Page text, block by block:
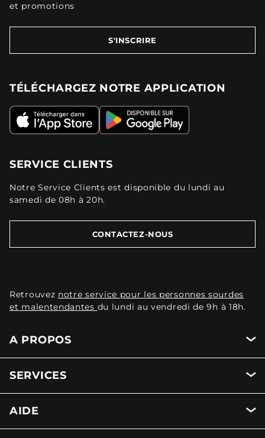
et promotions
S'INSCRIRE
TÉLÉCHARGEZ NOTRE APPLICATION
SERVICE CLIENTS
Notre Service Clients est disponible du lundi au
samedi de 08h à 20h.
CONTACTEZ-NOUS
Retrouvez notre service pour les personnes sourdes
et malentendantes du lundi au vendredi de 9h à 18h.
A PROPOS
SERVICES
AIDE